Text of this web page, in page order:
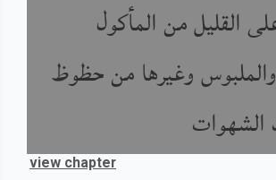
القليل من المأكول
وغيرها من حظوظ
الشهوات
view chapter